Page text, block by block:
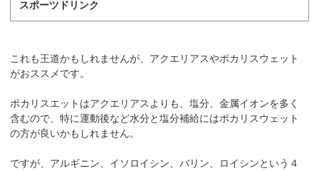
スポーツドリンク
これも王道かもしれませんが、アクエリアスやポカリスウェット
がおススメです。
ポカリスエットはアクエリアスよりも、塩分、金属イオンを多く
含むので、特に運動後など水分と塩分補給にはポカリスウェット
の方が良いかもしれません。
ですが、アルギニン、イソロイシン、バリン、ロイシンという４